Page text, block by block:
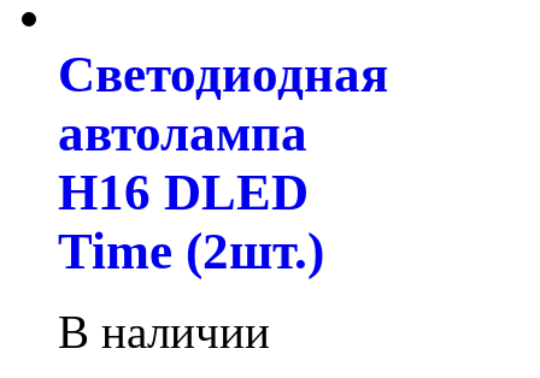
Светодиодная
автолампа
H16 DLED
Time (2шт.)
В наличии